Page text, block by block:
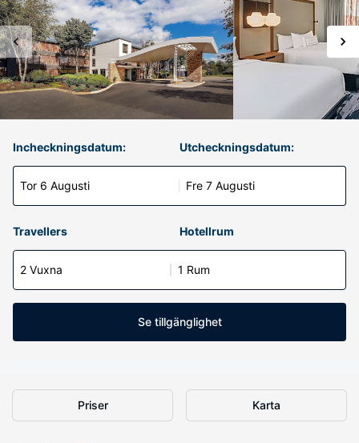
Incheckningsdatum:
Tor 6 Augusti
Utcheckningsdatum:
Fre 7 Augusti
Travellers Hotellrum
2 Vuxna 1 Rum
Se tillgänglighet
Priser Karta